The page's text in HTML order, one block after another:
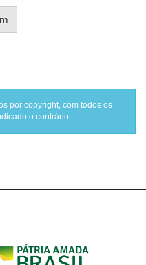
por copyright, com todos os
o contrário.